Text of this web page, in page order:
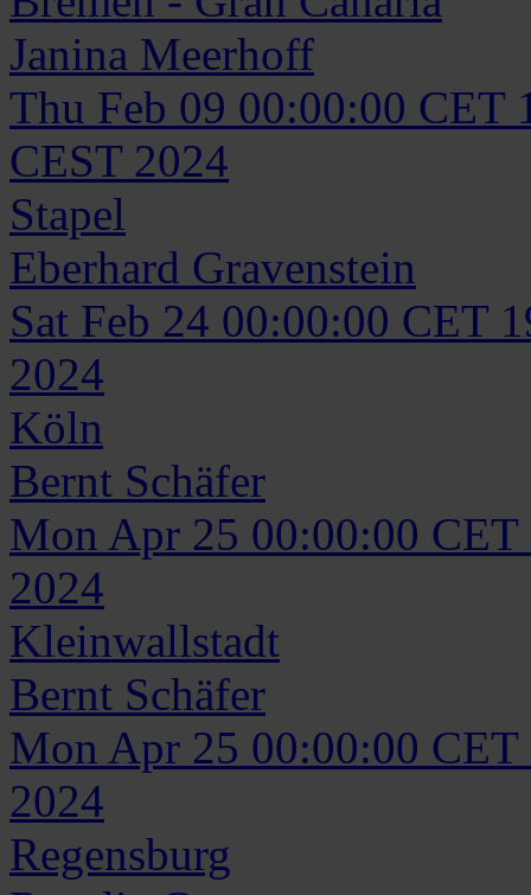
Janina Meerhoff
Thu Feb 09 00:00:00 CET
CEST 2024
Stapel
Eberhard Gravenstein
Sat Feb 24 00:00:00 CET
2024
Köln
Bernt Schäfer
Mon Apr 25 00:00:00 CET
2024
Kleinwallstadt
Bernt Schäfer
Mon Apr 25 00:00:00 CET
2024
Regensburg